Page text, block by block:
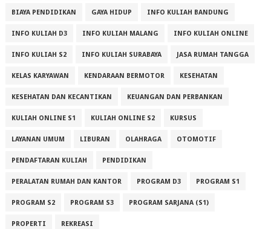
BIAYA PENDIDIKAN GAYA HIDUP INFO KULIAH BANDUNG
INFO KULIAH D3 INFO KULIAH MALANG INFO KULIAH ONLINE
INFO KULIAH S2 INFO KULIAH SURABAYA JASA RUMAH TANGGA
KELAS KARYAWAN KENDARAAN BERMOTOR KESEHATAN
KESEHATAN DAN KECANTIKAN KEUANGAN DAN PERBANKAN
KULIAH ONLINE S1 KULIAH ONLINE S2 KURSUS
LAYANAN UMUM LIBURAN OLAHRAGA OTOMOTIF
PENDAFTARAN KULIAH PENDIDIKAN
PERALATAN RUMAH DAN KANTOR PROGRAM D3 PROGRAM S1
PROGRAM S2 PROGRAM S3 PROGRAM SARJANA (S1)
PROPERTI REKREASI